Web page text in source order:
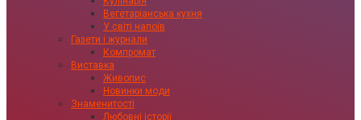
Вегетаріанська кухня
У світі напоїв
Газети і журнали
Компромат
Виставка
Живопис
Новинки моди
Знаменитості
Любовні історії